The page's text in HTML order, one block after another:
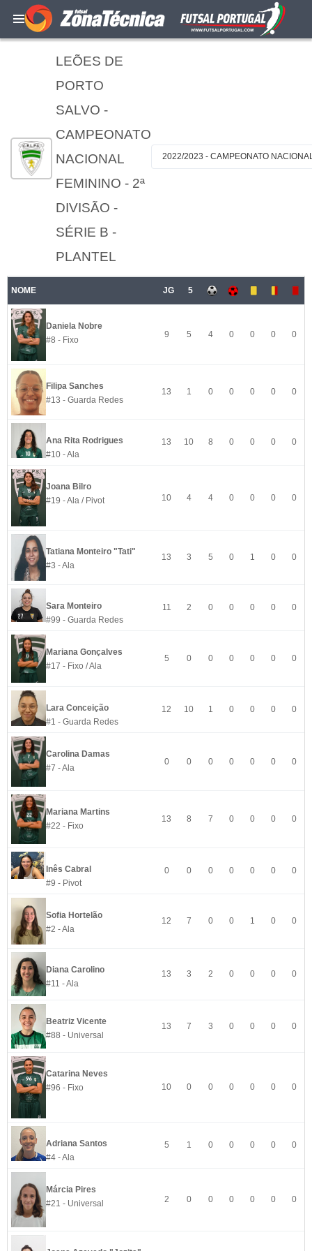
LEÕES DE
PORTO
SALVO -
CAMPEONATO
NACIONAL
FEMININO - 2ª
DIVISÃO -
SÉRIE B -
PLANTEL
2022/2023 - CAMPEONATO
NOME JG 5
Daniela Nobre
#8 - Fixo
9 5 4 0 0 0 0
Filipa Sanches
#13 - Guarda Redes
13 1 0 0 0 0 0
Ana Rita Rodrigues
#10 - Ala
13 10 8 0 0 0 0
Joana Bilro
#19 - Ala / Pivot
10 4 4 0 0 0 0
Tatiana Monteiro "Tati"
#3 - Ala
13 3 5 0 1 0 0
Sara Monteiro
#99 - Guarda Redes
11 2 0 0 0 0 0
Mariana Gonçalves
#17 - Fixo / Ala
5 0 0 0 0 0 0
Lara Conceição
#1 - Guarda Redes
12 10 1 0 0 0 0
Carolina Damas
#7 - Ala
0 0 0 0 0 0 0
Mariana Martins
#22 - Fixo
13 8 7 0 0 0 0
Inês Cabral
#9 - Pivot
0 0 0 0 0 0 0
Sofia Hortelão
#2 - Ala
12 7 0 0 1 0 0
Diana Carolino
#11 - Ala
13 3 2 0 0 0 0
Beatriz Vicente
#88 - Universal
13 7 3 0 0 0 0
Catarina Neves
#96 - Fixo
10 0 0 0 0 0 0
Adriana Santos
#4 - Ala
5 1 0 0 0 0 0
Márcia Pires
#21 - Universal
2 0 0 0 0 0 0